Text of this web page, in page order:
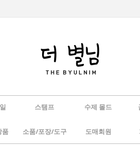
스탬프 수제 몰드
품 소품/포장/도구 도매회원